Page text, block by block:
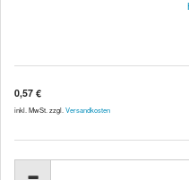
0,57 €
inkl. MwSt. zzgl. Versandkosten